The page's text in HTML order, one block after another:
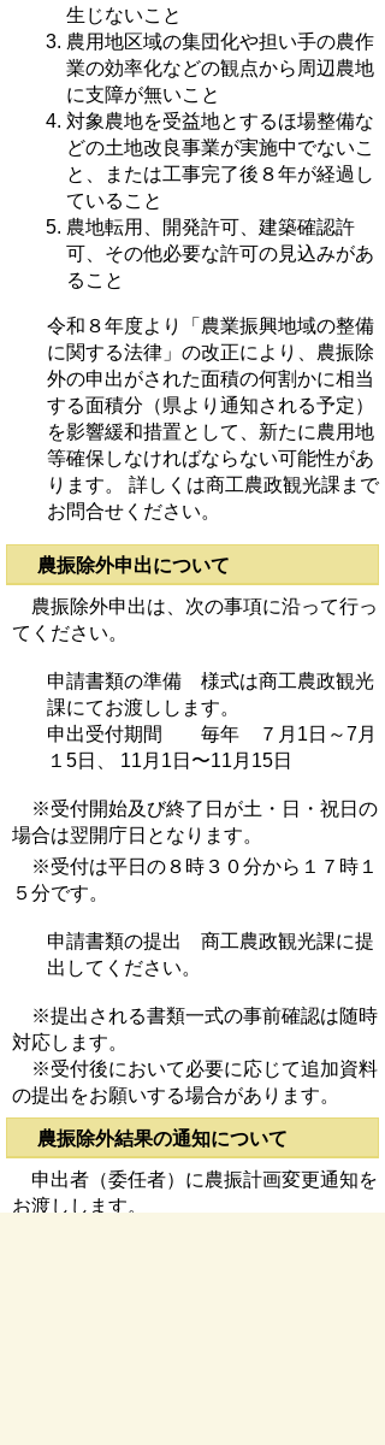
生じないこと
農用地区域の集団化や担い手の農作
業の効率化などの観点から周辺農地
に支障が無いこと
対象農地を受益地とするほ場整備な
どの土地改良事業が実施中でないこ
と、または工事完了後８年が経過し
ていること
農地転用、開発許可、建築確認許
可、その他必要な許可の見込みがあ
ること
令和８年度より「農業振興地域の整備
に関する法律」の改正により、農振除
外の申出がされた面積の何割かに相当
する面積分（県より通知される予定）
を影響緩和措置として、新たに農用地
等確保しなければならない可能性があ
ります。 詳しくは商工農政観光課まで
お問合せください。
農振除外申出について
農振除外申出は、次の事項に沿って行っ
てください。
申請書類の準備 様式は商工農政観光
課にてお渡しします。
申出受付期間 毎年 ７月1日～7月
１5日、 11月1日〜11月15日
※受付開始及び終了日が土・日・祝日の
場合は翌開庁日となります。
※受付は平日の８時３０分から１７時１
５分です。
申請書類の提出 商工農政観光課に提
出してください。
※提出される書類一式の事前確認は随時
対応します。
※受付後において必要に応じて追加資料
の提出をお願いする場合があります。
農振除外結果の通知について
申出者（委任者）に農振計画変更通知を
お渡しします。